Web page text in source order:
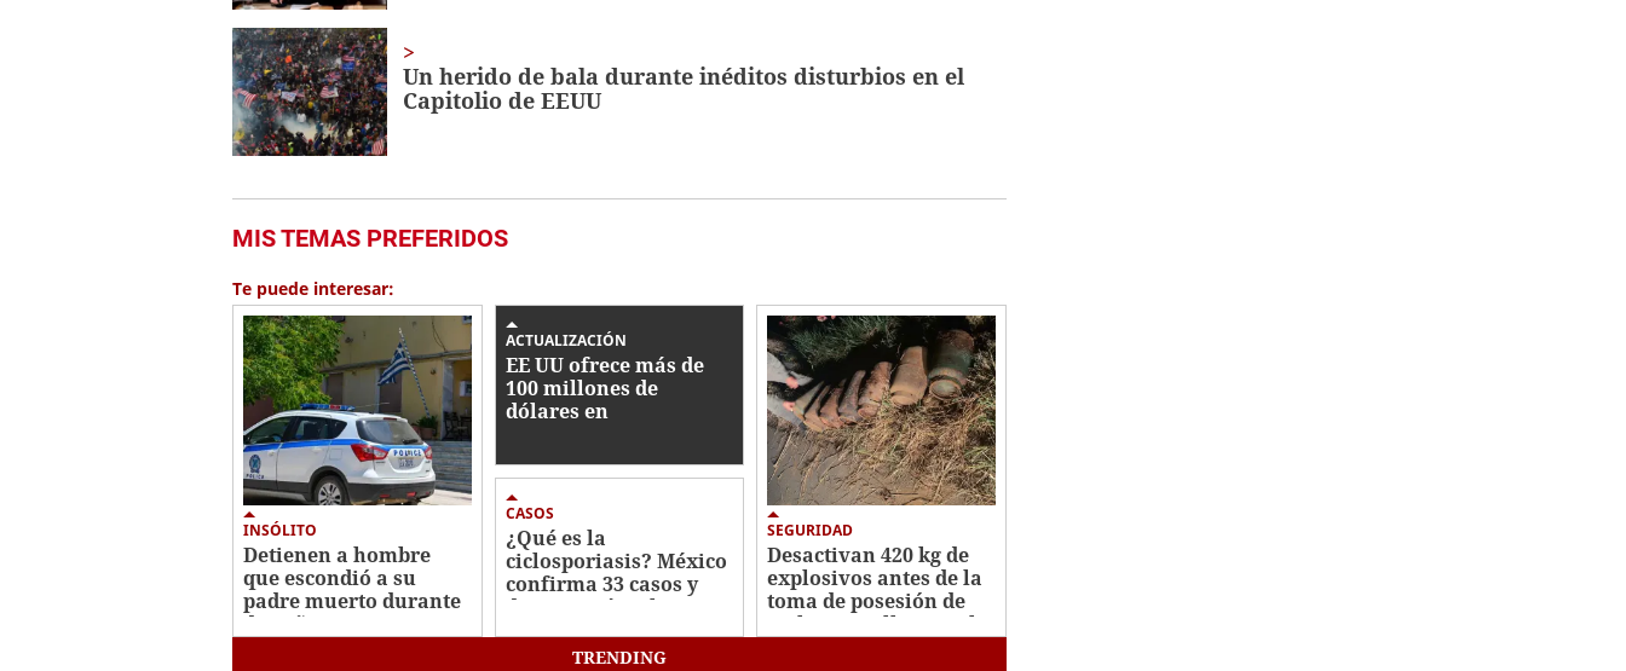
Un herido de bala durante inéditos disturbios en el
Capitolio de EEUU
MIS TEMAS PREFERIDOS
Te puede interesar:
INSÓLITO
Detienen a hombre
que escondió a su
padre muerto durante
dos años en un
ACTUALIZACIÓN
EE UU ofrece más de
100 millones de
dólares en
Jalisco
CASOS
¿Qué es la
ciclosporiasis? México
confirma 33 casos y
descarta vínculo con
brote en EEUU
SEGURIDAD
Desactivan 420 kg de
explosivos antes de la
toma de posesión de
De la Espriella en Cali
TRENDING